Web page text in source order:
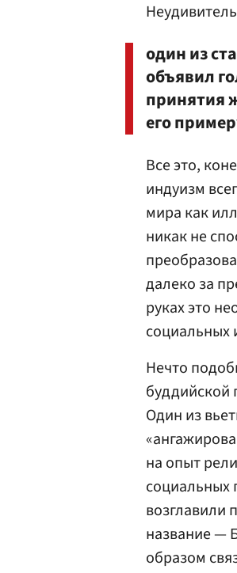
один из
объявил
принятия
его
Все это,
индуизм
мира как
никак не
далеко за
руках это
социальных
Нечто
буддийской
Один из
на опыт
социальных
возглавили
название —
образом